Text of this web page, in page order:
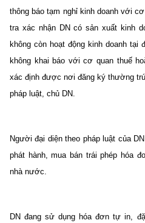
thông báo tạm nghỉ kinh doanh với
tra xác nhận DN có sản xuất kinh
không còn hoạt động kinh doanh tại
không khai báo với cơ quan thuế
xác định được nơi đăng ký thường
pháp luật, chủ DN.
Người đại diện theo pháp luật của
phát hành, mua bán trái phép hóa
nhà nước.
DN đang sử dụng hóa đơn tự in,